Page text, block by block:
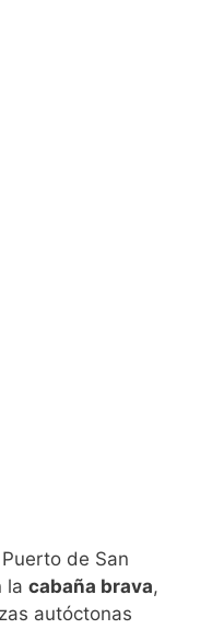
de San
la cabaña brava,
autóctonas